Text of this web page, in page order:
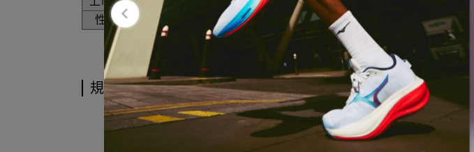
性別
男性
規格說明